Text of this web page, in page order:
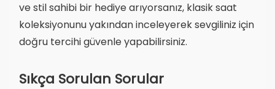
ve stil sahibi bir hediye arıyorsanız, klasik saat
koleksiyonunu yakından inceleyerek sevgiliniz için
doğru tercihi güvenle yapabilirsiniz.
Sıkça Sorulan Sorular